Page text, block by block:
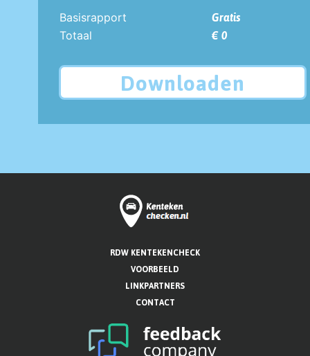
Basisrapport
Gratis
Totaal
€ 0
Downloaden
RDW KENTEKENCHECK
VOORBEELD
LINKPARTNERS
CONTACT